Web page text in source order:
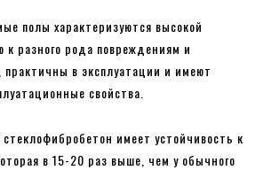
полы характеризуются высокой
к разного рода повреждениям и
в эксплуатации и имеют
свойства.
имеет устойчивость к
в 15-20 раз выше, чем у обычного